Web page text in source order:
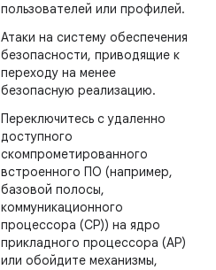
пользователей или профилей.
Атаки на систему обеспечения
безопасности, приводящие к
переходу на менее
безопасную реализацию.
Переключитесь с удаленно
доступного
скомпрометированного
встроенного ПО (например,
базовой полосы,
коммуникационного
процессора (CP)) на ядро ​​
прикладного процессора (AP)
или обойдите механизмы,